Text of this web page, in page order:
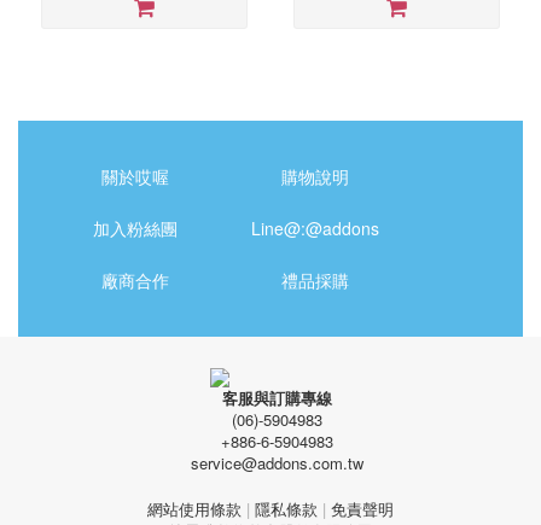
關於哎喔 購物說明
加入粉絲團 Line@:@addons
廠商合作 禮品採購
客服與訂購專線
(06)-5904983
+886-6-5904983
service@addons.com.tw
網站使用條款 | 隱私條款 | 免責聲明